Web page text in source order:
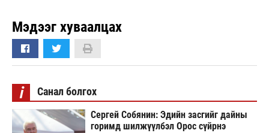
Мэдээг хуваалцах
i Санал болгох
Сергей Собянин: Эдийн засгийг дайны
горимд шилжүүлбэл Орос сүйрнэ